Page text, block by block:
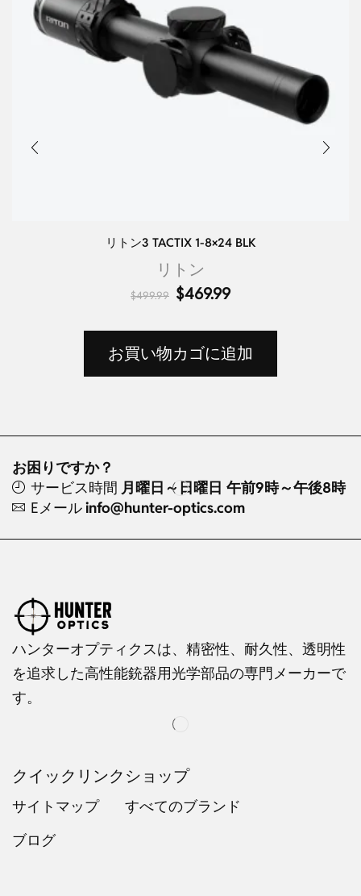
リトン3 TACTIX 1-8×24 BLK
リトン
$499.99 $469.99
お買い物カゴに追加
お困りですか？
サービス時間 月曜日～日曜日 午前9時～午後8時
Eメールinfo@hunter-optics.com
ハンターオプティクスは、精密性、耐久性、透明性
を追求した高性能銃器用光学部品の専門メーカーで
す。
クイックリンク
サイトマップ
ブログ
ショップ
すべてのブランド